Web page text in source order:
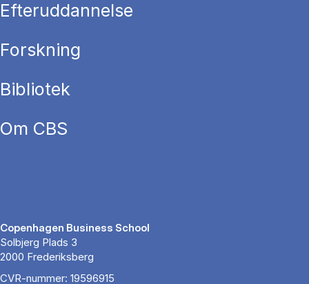
Efteruddannelse
Forskning
Bibliotek
Om CBS
Copenhagen Business School
Solbjerg Plads 3
2000 Frederiksberg
CVR-nummer: 19596915